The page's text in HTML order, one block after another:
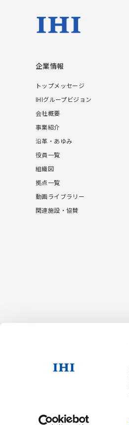
企業情報
トップメッセージ
IHIグループビジョン
会社概要
事業紹介
沿革・あゆみ
役員一覧
組織図
拠点一覧
動画ライブラリー
関連施設・協賛